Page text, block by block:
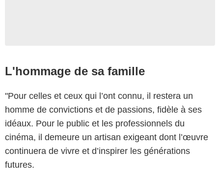
L'hommage de sa famille
"Pour celles et ceux qui l’ont connu, il restera un
homme de convictions et de passions, fidèle à ses
idéaux. Pour le public et les professionnels du
cinéma, il demeure un artisan exigeant dont l’œuvre
continuera de vivre et d’inspirer les générations
futures.